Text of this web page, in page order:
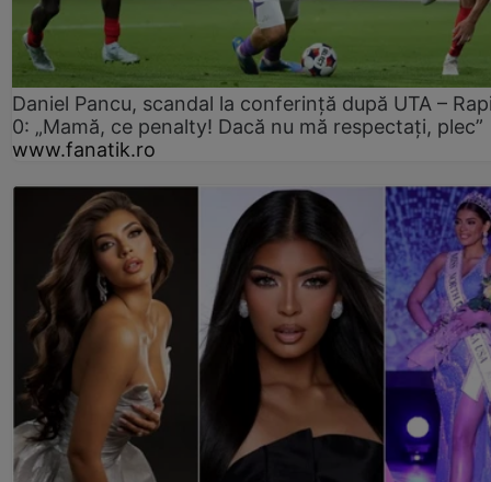
Daniel Pancu, scandal la conferință după UTA –
0: „Mamă, ce penalty! Dacă nu mă respectați, plec”
www.fanatik.ro